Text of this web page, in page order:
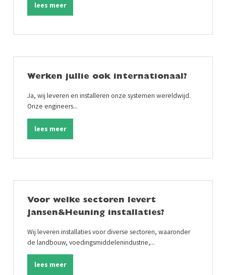
lees meer
Werken jullie ook internationaal?
Ja, wij leveren en installeren onze systemen wereldwijd.
Onze engineers...
lees meer
Voor welke sectoren levert
Jansen&Heuning installaties?
Wij leveren installaties voor diverse sectoren, waaronder
de landbouw, voedingsmiddelenindustrie,...
lees meer